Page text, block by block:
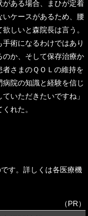
がある場合、まひが定着
いケースがあるため、腰
しいと森院長は言う。
術になるわけではあり
のか、そして保存治療か
さまのＱＯＬの維持を
院の知識と経験を信じ
いただきたいですね」
れた。
す。詳しくは各医療機
（PR）